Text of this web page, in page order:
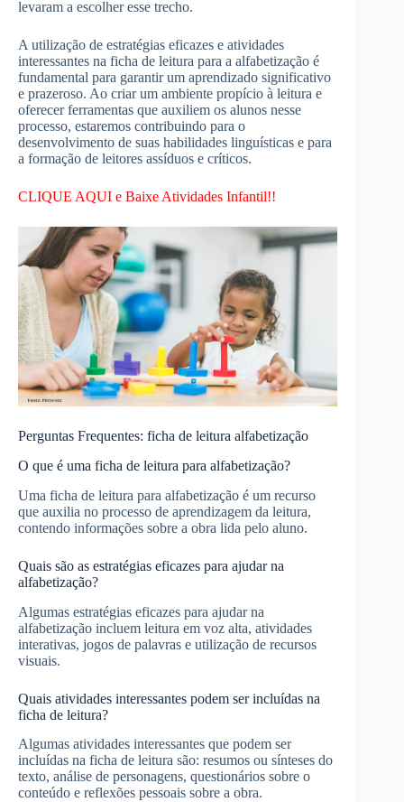
levaram a escolher esse trecho.
A utilização de estratégias eficazes e atividades
interessantes na ficha de leitura para a alfabetização é
fundamental para garantir um aprendizado significativo
e prazeroso. Ao criar um ambiente propício à leitura e
oferecer ferramentas que auxiliem os alunos nesse
processo, estaremos contribuindo para o
desenvolvimento de suas habilidades linguísticas e para
a formação de leitores assíduos e críticos.
CLIQUE AQUI e Baixe Atividades Infantil!!
Perguntas Frequentes: ficha de leitura alfabetização
O que é uma ficha de leitura para alfabetização?
Uma ficha de leitura para alfabetização é um recurso
que auxilia no processo de aprendizagem da leitura,
contendo informações sobre a obra lida pelo aluno.
Quais são as estratégias eficazes para ajudar na
alfabetização?
Algumas estratégias eficazes para ajudar na
alfabetização incluem leitura em voz alta, atividades
interativas, jogos de palavras e utilização de recursos
visuais.
Quais atividades interessantes podem ser incluídas na
ficha de leitura?
Algumas atividades interessantes que podem ser
incluídas na ficha de leitura são: resumos ou sínteses do
texto, análise de personagens, questionários sobre o
conteúdo e reflexões pessoais sobre a obra.